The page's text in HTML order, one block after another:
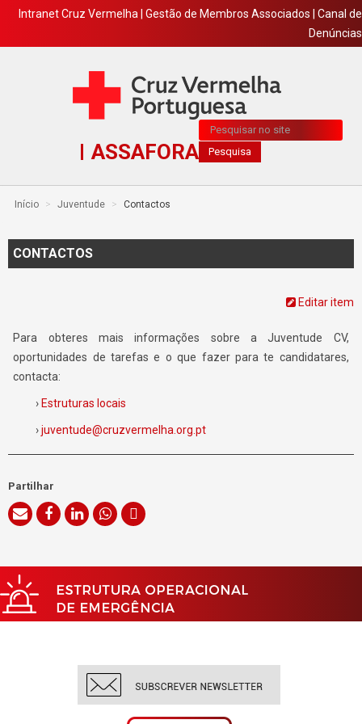
Intranet Cruz Vermelha Gestão de Membros Associados
Canal de
Denúncias
ASSAFORA
Pesquisa...
Pesquisa
Início > Juventude > Contactos
CONTACTOS
Editar item
Para obteres mais informações sobre a Juventude CV,
oportunidades de tarefas e o que fazer para te candidatares,
contacta:
›Estruturas locais
›juventude@cruzvermelha.org.pt
Partilhar